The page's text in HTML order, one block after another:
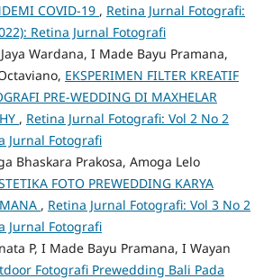
COVID-19 , Retina Jurnal Fotografi:
Retina Jurnal Fotografi
Wardana, I Made Bayu Pramana,
EKSPERIMEN FILTER KREATIF
PRE-WEDDING DI MAXHELAR
, Retina Jurnal Fotografi: Vol 2 No 2
Jurnal Fotografi
Bhaskara Prakosa, Amoga Lelo
FOTO PREWEDDING KARYA
, Retina Jurnal Fotografi: Vol 3 No 2
Jurnal Fotografi
P, I Made Bayu Pramana, I Wayan
Fotografi Prewedding Bali Pada